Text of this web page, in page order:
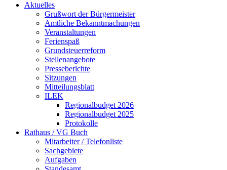
Aktuelles
Grußwort der Bürgermeister
Amtliche Bekanntmachungen
Veranstaltungen
Ferienspaß
Grundsteuerreform
Stellenangebote
Presseberichte
Sitzungen
Mitteilungsblatt
ILEK
Regionalbudget 2026
Regionalbudget 2025
Protokolle
Rathaus / VG Buch
Mitarbeiter / Telefonliste
Sachgebiete
Aufgaben